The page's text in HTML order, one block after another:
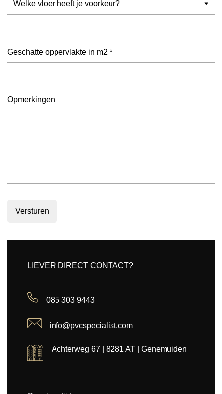
Opmerkingen
Versturen
LIEVER DIRECT CONTACT?
085 303 9443
info@pvcspecialist.com
Achterweg 67 | 8281 AT | Genemuiden